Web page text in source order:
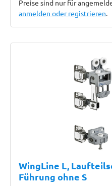
Preise sind nur für
anmelden oder registrieren.
WingLine L,
Führung ohne S